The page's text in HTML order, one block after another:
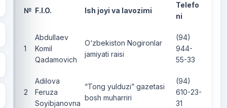
№ F.I.O. Ish joyi va lavozimi
Telefo
ni
1
Abdullaev
Komil
Qadamovich
O‘zbekiston Nogironlar
jamiyati raisi
(94)
944-
55-33
2
Adilova
Feruza
Soyibjanovna
“Tong yulduzi” gazetasi
bosh muharriri
(94)
610-23-
31